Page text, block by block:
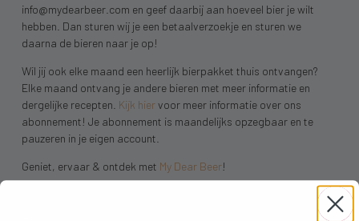
info@mydearbeer.com en geef daarbij aan hoeveel bier je wilt
hebben. Dan sturen wij je een betaalverzoekje en sturen we
daarna de bieren naar je op!
Wil jij ook elke maand een heerlijk bierpakket thuis ontvangen?
Elke maand ontvang je andere bieren met meer informatie en
dergelijke recepten. Kijk hiervoor meer informatie over ons
abonnement! Je abonnement is maandelijks opzegbaar en te
pauzeren in je eigen account.
Geniet, ervaar & ontdek met My Dear Beer!